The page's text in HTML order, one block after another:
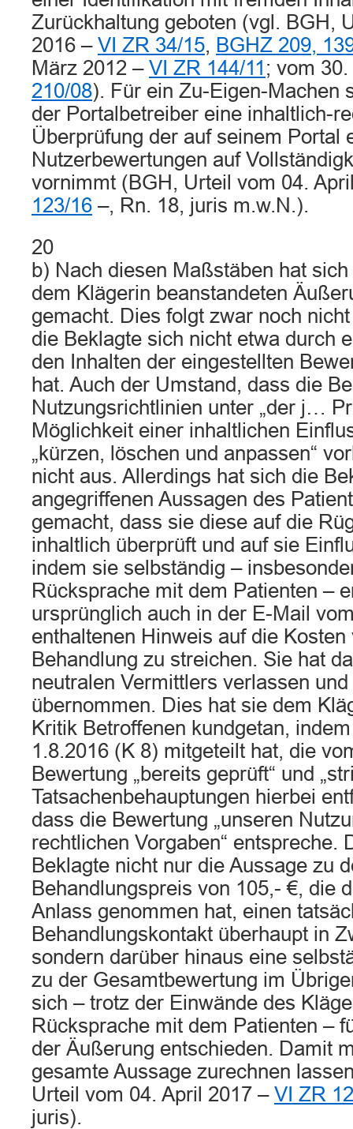
Zurückhaltung geboten (vgl. BGH,
2016 – VI ZR 34/15, BGHZ 209,
März 2012 – VI ZR 144/11 ; vom
210/08). Für ein Zu-Eigen-Machen
der Portalbetreiber eine inhaltlich-
Überprüfung der auf seinem Portal
Nutzerbewertungen auf
vornimmt (BGH, Urteil vom 04.
123/16 –, Rn. 18, juris m.w.N.).
20
b) Nach diesen Maßstäben hat
dem Klägerin beanstandeten
gemacht. Dies folgt zwar noch
die Beklagte sich nicht etwa durch
den Inhalten der eingestellten
hat. Auch der Umstand, dass die
Nutzungsrichtlinien unter „der j…
Möglichkeit einer inhaltlichen
„kürzen, löschen und anpassen“
nicht aus. Allerdings hat sich die
angegriffenen Aussagen des
gemacht, dass sie diese auf die
inhaltlich überprüft und auf sie
indem sie selbständig –
Rücksprache mit dem Patienten –
ursprünglich auch in der E-Mail
enthaltenen Hinweis auf die
Behandlung zu streichen. Sie hat
neutralen Vermittlers verlassen
übernommen. Dies hat sie dem
Kritik Betroffenen kundgetan,
1.8.2016 (K 8) mitgeteilt hat, die
Bewertung „bereits geprüft“ und
Tatsachenbehauptungen hierbei
dass die Bewertung „unseren
rechtlichen Vorgaben“ entspreche.
Beklagte nicht nur die Aussage zu
Behandlungspreis von 105,- €, die
Anlass genommen hat, einen
Behandlungskontakt überhaupt in
sondern darüber hinaus eine
zu der Gesamtbewertung im
sich – trotz der Einwände des
Rücksprache mit dem Patienten –
der Äußerung entschieden. Damit
gesamte Aussage zurechnen
Urteil vom 04. April 2017 – VI ZR
juris).